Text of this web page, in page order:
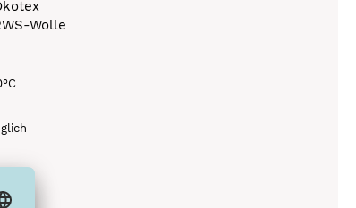
Wolle